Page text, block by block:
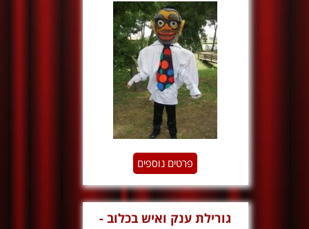
פרטים נוספים
גורילת ענק ואיש בכלוב -